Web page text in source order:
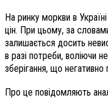
На ринку моркви в
цін. При цьому, за
залишається досить
в разі потреби, воліючи
зберігання, що негативно
Про це повідомляють